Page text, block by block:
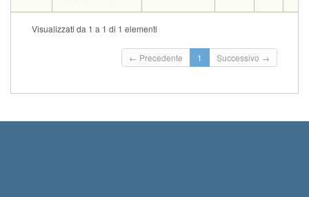
Tipo Data e ora Sede
Termine iscrizioni:
0
Inizio iscrizioni: 13-
Visualizzati da 1 a 1 di 1 elementi
← Precedente 1 Successivo →